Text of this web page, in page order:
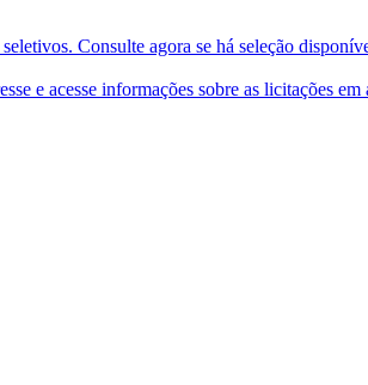
Consulte agora se há seleção
e acesse informações sobre as licitações